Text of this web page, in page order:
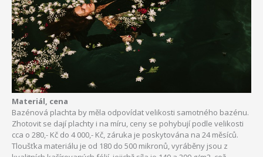
Materiál, cena
Bazénová plachta by měla odpovídat velikosti samotného bazénu.
Zhotovit se dají plachty i na míru, ceny se pohybují podle velikosti
cca o 280,- Kč do 4 000,- Kč, záruka je poskytována na 24 měsíců.
Tloušťka materiálu je od 180 do 500 mikronů, vyráběny jsou z